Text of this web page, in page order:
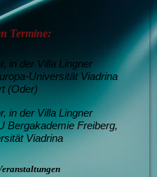
Termine:
in der Villa Lingner
Universität Viadrina
(Oder)
in der Villa Lingner
Bergakademie Freiberg,
Viadrina